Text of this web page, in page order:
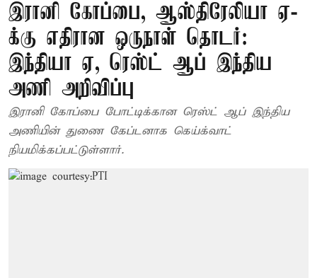
இரானி கோப்பை, ஆஸ்திரேலியா ஏ-
க்கு எதிரான ஒருநாள் தொடர்:
இந்தியா ஏ, ரெஸ்ட் ஆப் இந்திய
அணி அறிவிப்பு
இரானி கோப்பை போட்டிக்கான ரெஸ்ட் ஆப் இந்திய
அணியின் துணை கேப்டனாக கெய்க்வாட்
நியமிக்கப்பட்டுள்ளார்.